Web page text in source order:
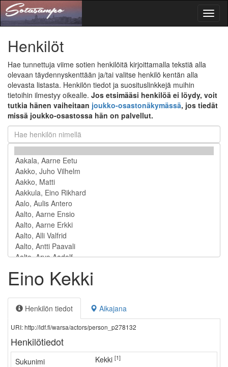
Henkilöt
Hae tunnettuja viime sotien henkilöitä kirjoittamalla tekstiä alla
olevaan täydennyskenttään ja/tai valitse henkilö kentän alla
olevasta listasta. Henkilön tiedot ja suosituslinkkejä muihin
tietoihin ilmestyy oikealle. Jos etsimääsi henkilöä ei löydy, voit
tutkia hänen vaiheitaan joukko-osastonäkymässä, jos tiedät
missä joukko-osastossa hän on palvellut.
Eino Kekki
Henkilön tiedot Aikajana
URI: http://ldf.fi/warsa/actors/person_p278132
Henkilötiedot
Sukunimi Kekki [1]